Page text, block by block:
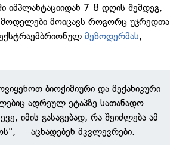
იმპლანტაციიდან 7-8 დღის შემდეგ,
მოიცავს როგორც უჯრედთა
მეზოდერმას,
ბიოქიმიური და მექანიკური
ადრეულ ეტაპზე სათანადო
იმის გასაგებად, რა შეიძლება ამ
— აცხადებენ მკვლევრები.